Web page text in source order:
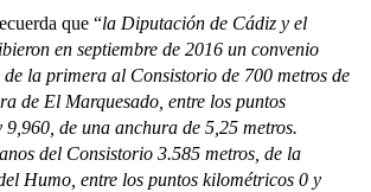
que “la Diputación de Cádiz y el
en septiembre de 2016 un convenio
de la primera al Consistorio de 700 metros de
de El Marquesado, entre los puntos
de una anchura de 5,25 metros.
del Consistorio 3.585 metros, de la
Humo, entre los puntos kilométricos 0 y